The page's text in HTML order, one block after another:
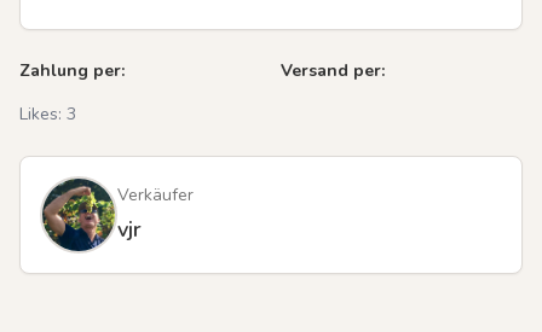
Zahlung per:
Versand per:
Likes: 3
Verkäufer
vjr